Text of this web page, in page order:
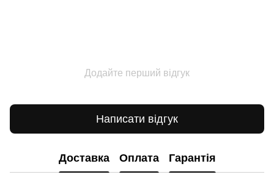
Додайте перший відгук
Написати відгук
Доставка Оплата Гарантія